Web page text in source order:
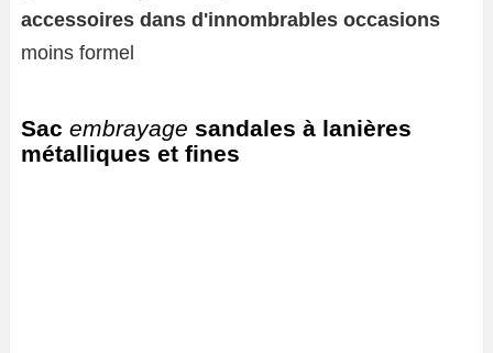
accessoires dans d'innombrables occasions
moins formel
Sac embrayage sandales à lanières
métalliques et fines